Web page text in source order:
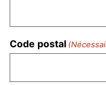
Code postal